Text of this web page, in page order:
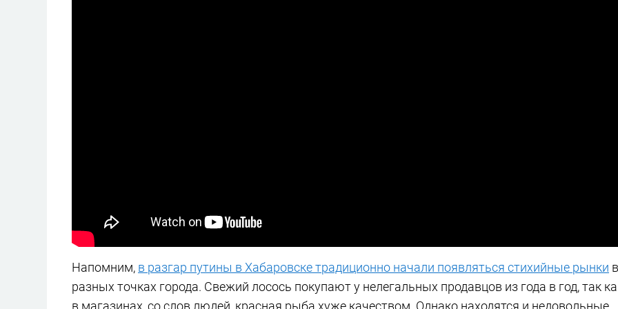
Напомним, в разгар путины в Хабаровске традиционно начали появляться стихийные рынки в
разных точках города. Свежий лосось покупают у нелегальных продавцов из года в год, так
в магазинах, со слов людей, красная рыба хуже качеством. Однако находятся и недовольные